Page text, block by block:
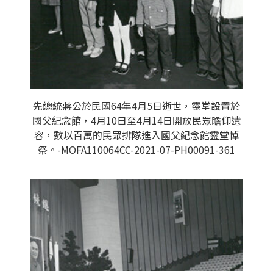
先總統蔣公於民國64年4月5日逝世，靈堂設置於
國父紀念館，4月10日至4月14日開放民眾瞻仰遺
容，數以百萬的民眾排隊進入國父紀念館靈堂悼
祭。-MOFA110064CC-2021-07-PH00091-361